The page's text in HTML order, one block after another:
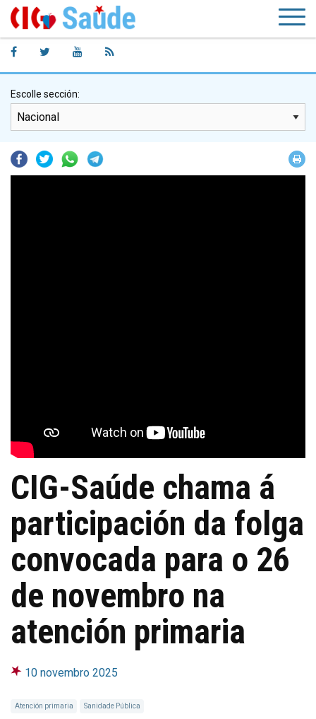
Escolle sección:
Facebook
TwitterWhatsapp
CIG-Saúde chama á
participación da folga
convocada para o 26
de novembro na
atención primaria
10 novembro 2025
Atención primaria Sanidade Pública